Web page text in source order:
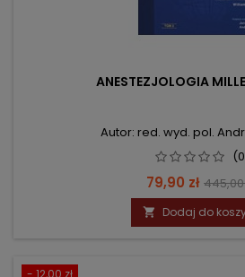
ANESTEZJOLOGIA
Autor: red. wyd. pol.
Cena
79,90 zł Cena
445,00
 Dodaj do